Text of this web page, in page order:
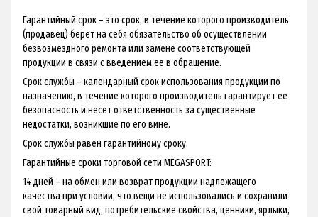
Гарантийный срок – это срок, в течение которого производитель
(продавец) берет на себя обязательство об осуществлении
безвозмездного ремонта или замене соответствующей
продукции в связи с введением ее в обращение.
Срок службы – календарный срок использования продукции по
назначению, в течение которого производитель гарантирует ее
безопасность и несет ответственность за существенные
недостатки, возникшие по его вине.
Срок службы равен гарантийному сроку.
Гарантийные сроки торговой сети MEGASPORT:
14 дней – на обмен или возврат продукции надлежащего
качества при условии, что вещи не использовались и сохранили
свой товарный вид, потребительские свойства, ценники, ярлыки,